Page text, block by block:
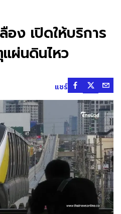
อง เปิดให้บริการ
ผ่นดินไหว
แชร์